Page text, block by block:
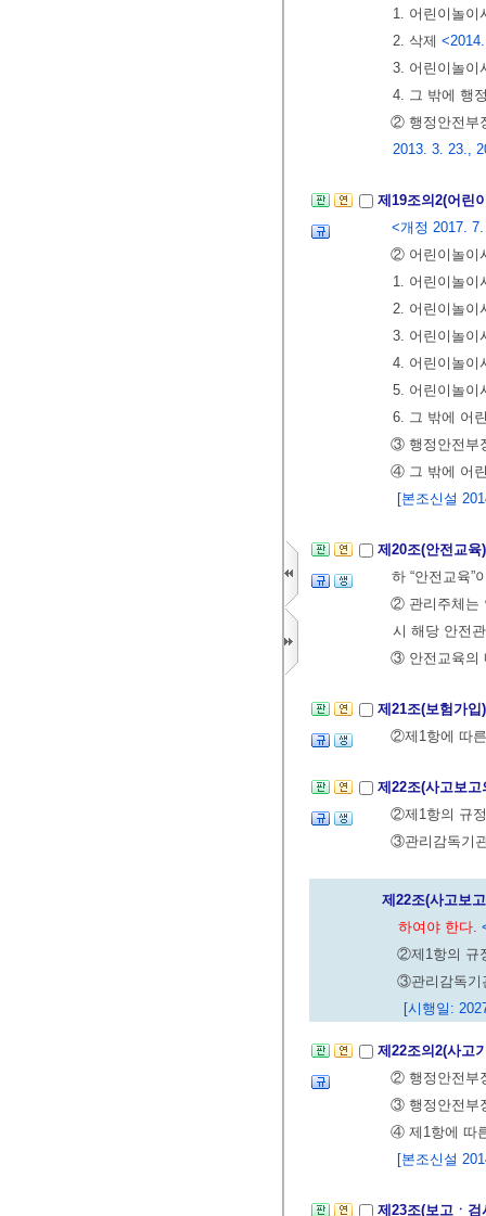
1. 어린이놀이
2. 삭제
3. 어린이놀이
4. 그 밖에 행
② 행정안전부
2013. 3. 23.,
제19조의2(어린
<개정 2017.
② 어린이놀이
1. 어린이놀이
2. 어린이놀이
3. 어린이놀이
4. 어린이놀이
5. 어린이놀이
6. 그 밖에 어
③ 행정안전부
④ 그 밖에 어
[본조신설
제20조(안전교
하 “안전교육
② 관리주체는
시 해당 안전
③ 안전교육의
제21조(보험가
②제1항에 따
제22조(사고보
②제1항의 규
③관리감독기
제22조(사고보
하여야 한다.
②제1항의 규
③관리감독기
[시행일:
제22조의2(사고
② 행정안전부
③ 행정안전부
④ 제1항에 따
[본조신설
제23조(보고ㆍ